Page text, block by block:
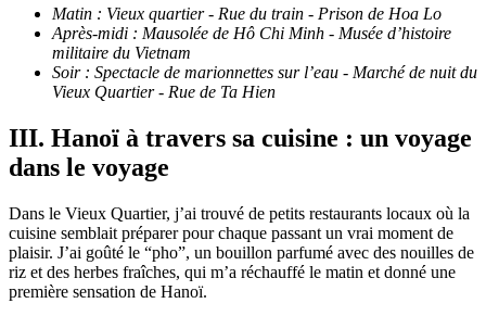
Matin : Vieux quartier - Rue du train - Prison de Hoa Lo
Après-midi : Mausolée de Hô Chi Minh - Musée d’histoire
militaire du Vietnam
Soir : Spectacle de marionnettes sur l’eau - Marché de nuit du
Vieux Quartier - Rue de Ta Hien
III. Hanoï à travers sa cuisine : un voyage
dans le voyage
Dans le Vieux Quartier, j’ai trouvé de petits restaurants locaux où la
cuisine semblait préparer pour chaque passant un vrai moment de
plaisir. J’ai goûté le “pho”, un bouillon parfumé avec des nouilles de
riz et des herbes fraîches, qui m’a réchauffé le matin et donné une
première sensation de Hanoï.